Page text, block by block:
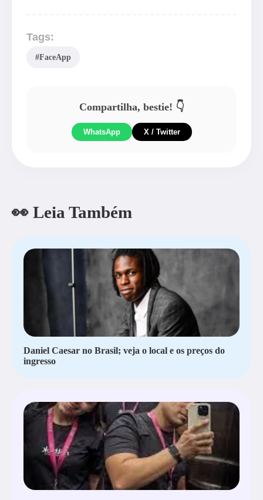
Tags:
#FaceApp
Compartilha, bestie! 👇
WhatsApp X / Twitter
👀 Leia Também
Daniel Caesar no Brasil; veja o local e os preços do
ingresso